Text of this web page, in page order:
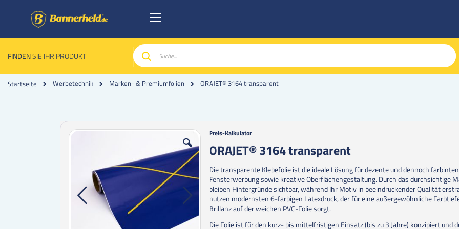
FINDENSIE IHR PRODUKT
Suche
Startseite Werbetechnik Marken- & Premiumfolien ORAJET® 3164 transparent
Zum
springen
Zum
der
springen
Preis-Kalkulator
ORAJET® 3164 transparent
Die transparente Klebefolie ist die ideale Lösung für dezente und dennoch
Fensterwerbung sowie kreative Oberflächengestaltung. Durch das durchsichtige
bleiben Hintergründe sichtbar, während Ihr Motiv in beeindruckender Qualität
nutzen modernsten 6-farbigen Latexdruck, der für eine außergewöhnliche
Brillanz auf der weichen PVC-Folie sorgt.
Die Folie ist für den kurz- bis mittelfristigen Einsatz (bis zu 3 Jahre) konzipiert und